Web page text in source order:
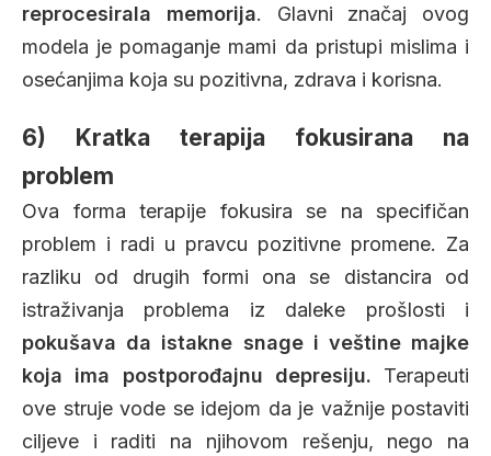
reprocesirala memorija. Glavni značaj ovog
modela je pomaganje mami da pristupi mislima i
osećanjima koja su pozitivna, zdrava i korisna.
6) Kratka terapija fokusirana na
problem
Ova forma terapije fokusira se na specifičan
problem i radi u pravcu pozitivne promene. Za
razliku od drugih formi ona se distancira od
istraživanja problema iz daleke prošlosti i
pokušava da istakne snage i veštine majke
koja ima postporođajnu depresiju. Terapeuti
ove struje vode se idejom da je važnije postaviti
ciljeve i raditi na njihovom rešenju, nego na